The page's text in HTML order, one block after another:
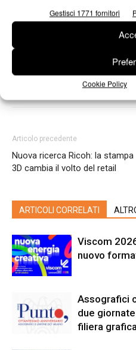
Gestisci 1771 fornitori
Cookie Policy
aziende come OKI Europe
Articolo precedente
Nuova ricerca Ricoh: la stampa
3D cambia il volto del retail
ARTICOLI CORRELATI
Viscom
nuovo
Assografici
due
filiera